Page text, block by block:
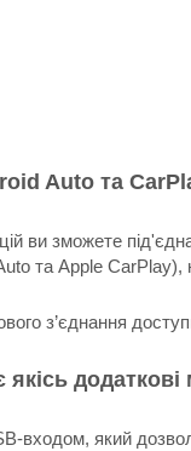
Auto та
ви зможете
та Apple CarPlay),
з’єднання
входом, який